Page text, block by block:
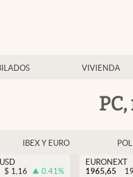
VIVIENDA
IBEX Y EURO
$ 1,16 0.41%
EURONEXT
1965,65